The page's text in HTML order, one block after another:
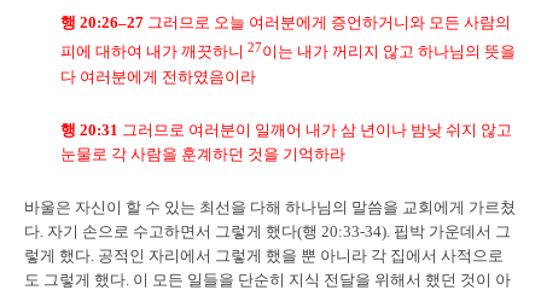
행 20:26–27 그러므로 오늘 여러분에게 증언하거니와 모든 사람의
피에 대하여 내가 깨끗하니
27이는 내가 꺼리지 않고 하나님의 뜻을
다 여러분에게 전하였음이라
행 20:31 그러므로 여러분이 일깨어 내가 삼 년이나 밤낮 쉬지 않고
눈물로 각 사람을 훈계하던 것을 기억하라
바울은 자신이 할 수 있는 최선을 다해 하나님의 말씀을 교회에게 가르쳤
다. 자기 손으로 수고하면서 그렇게 했다(행 20:33-34). 핍박 가운데서 그
렇게 했다. 공적인 자리에서 그렇게 했을 뿐 아니라 각 집에서 사적으로
도 그렇게 했다. 이 모든 일들을 단순히 지식 전달을 위해서 했던 것이 아